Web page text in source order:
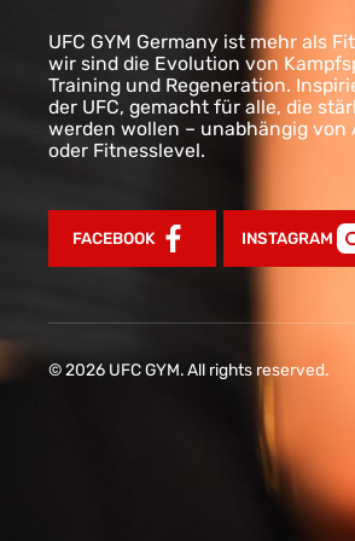
UFC GYM Germany ist mehr als
wir sind die Evolution von
Training und Regeneration.
der UFC, gemacht für alle, die
werden wollen – unabhängig von
oder Fitnesslevel.
FACEBOOK INSTAGRAM
© 2026 UFC GYM. All rights reserved.